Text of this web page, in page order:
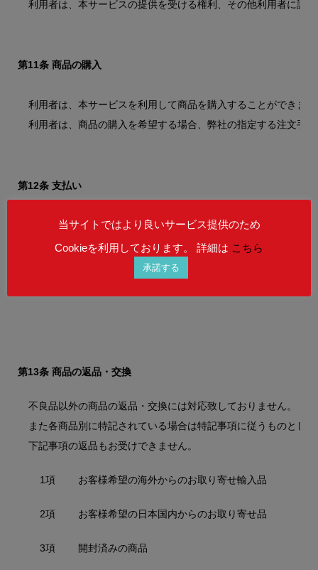
利用者は、本サービスの提供を受ける権利、その他利用者に認
第11条 商品の購入
利用者は、本サービスを利用して商品を購入することができま
利用者は、商品の購入を希望する場合、弊社の指定する注文手
第12条 支払い
本サービスでの支払金額、および手段につきましては、各商
第13条 商品の返品・交換
不良品以外の商品の返品・交換には対応致しておりません。
また各商品別に特記されている場合は特記事項に従うものとし
下記事項の返品もお受けできません。
1項 お客様希望の海外からのお取り寄せ輸入品
2項 お客様希望の日本国内からのお取り寄せ品
3項 開封済みの商品
当サイトではより良いサービス提供のため
Cookieを利用しております。 詳細は こちら
承諾する